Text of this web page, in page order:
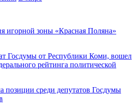
игорной зоны «Красная Поляна»
Госдумы от Республики Коми, вошел
рейтинга политической
позиции среди депутатов Госдумы